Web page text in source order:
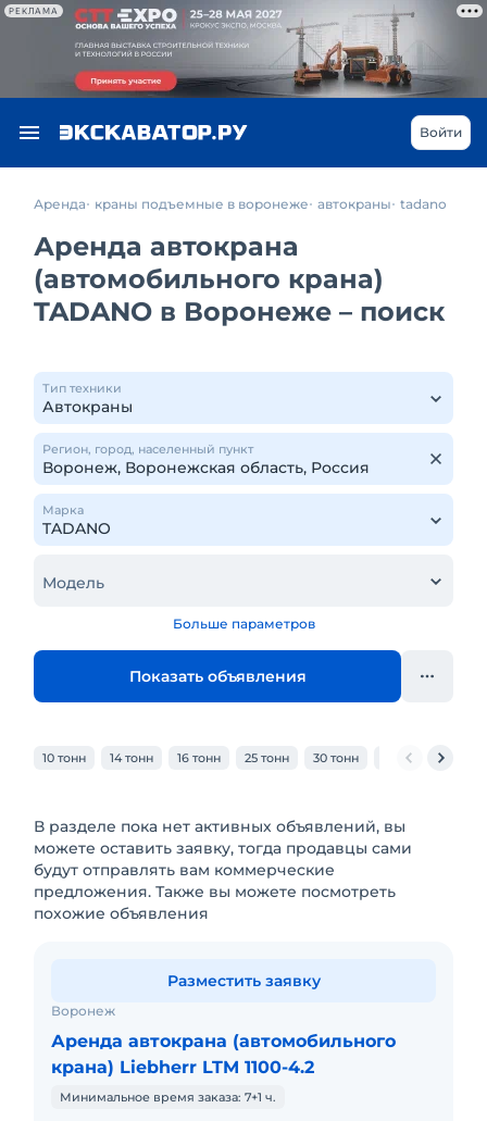
РЕКЛАМА
Войти
Аренда краны подъемные в воронеже автокраны tadano
Аренда автокрана
(автомобильного крана)
TADANO в Воронеже – поиск
Тип техники
Регион, город, населенный пункт
Марка
Модель
Больше параметров
Показать объявления
10 тонн 14 тонн 16 тонн 25 тонн 30 тонн 32 тонн
В разделе пока нет активных объявлений, вы
можете оставить заявку, тогда продавцы сами
будут отправлять вам коммерческие
предложения. Также вы можете посмотреть
похожие объявления
Воронеж
Аренда автокрана (автомобильного
крана) Liebherr LTM 1100-4.2
Минимальное время заказа: 7+1 ч.
Разместить заявку